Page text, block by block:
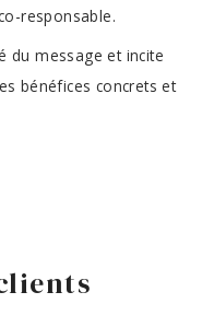
responsable.
du message et incite
bénéfices concrets et